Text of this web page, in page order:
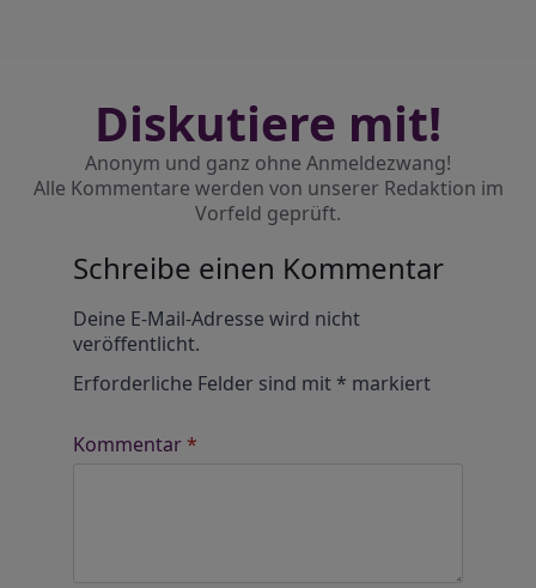
Diskutiere mit!
Anonym und ganz ohne Anmeldezwang!
Alle Kommentare werden von unserer Redaktion im
Vorfeld geprüft.
Schreibe einen Kommentar
Deine E-Mail-Adresse wird nicht
veröffentlicht.
Erforderliche Felder sind mit* markiert
Kommentar*